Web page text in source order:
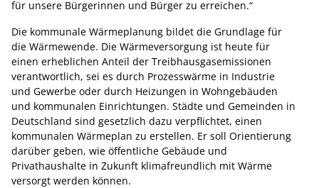
für unsere Bürgerinnen und Bürger zu erreichen.“
Die kommunale Wärmeplanung bildet die Grundlage für
die Wärmewende. Die Wärmeversorgung ist heute für
einen erheblichen Anteil der Treibhausgasemissionen
verantwortlich, sei es durch Prozesswärme in Industrie
und Gewerbe oder durch Heizungen in Wohngebäuden
und kommunalen Einrichtungen. Städte und Gemeinden in
Deutschland sind gesetzlich dazu verpflichtet, einen
kommunalen Wärmeplan zu erstellen. Er soll Orientierung
darüber geben, wie öffentliche Gebäude und
Privathaushalte in Zukunft klimafreundlich mit Wärme
versorgt werden können.